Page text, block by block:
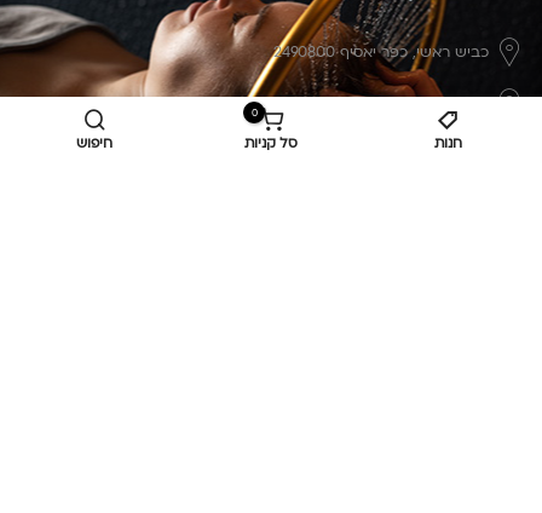
כביש ראשי,כפר יאסיף 2490800
osee.beauty.shop@gmail.com
חנות
0
סל קניות חיפוש